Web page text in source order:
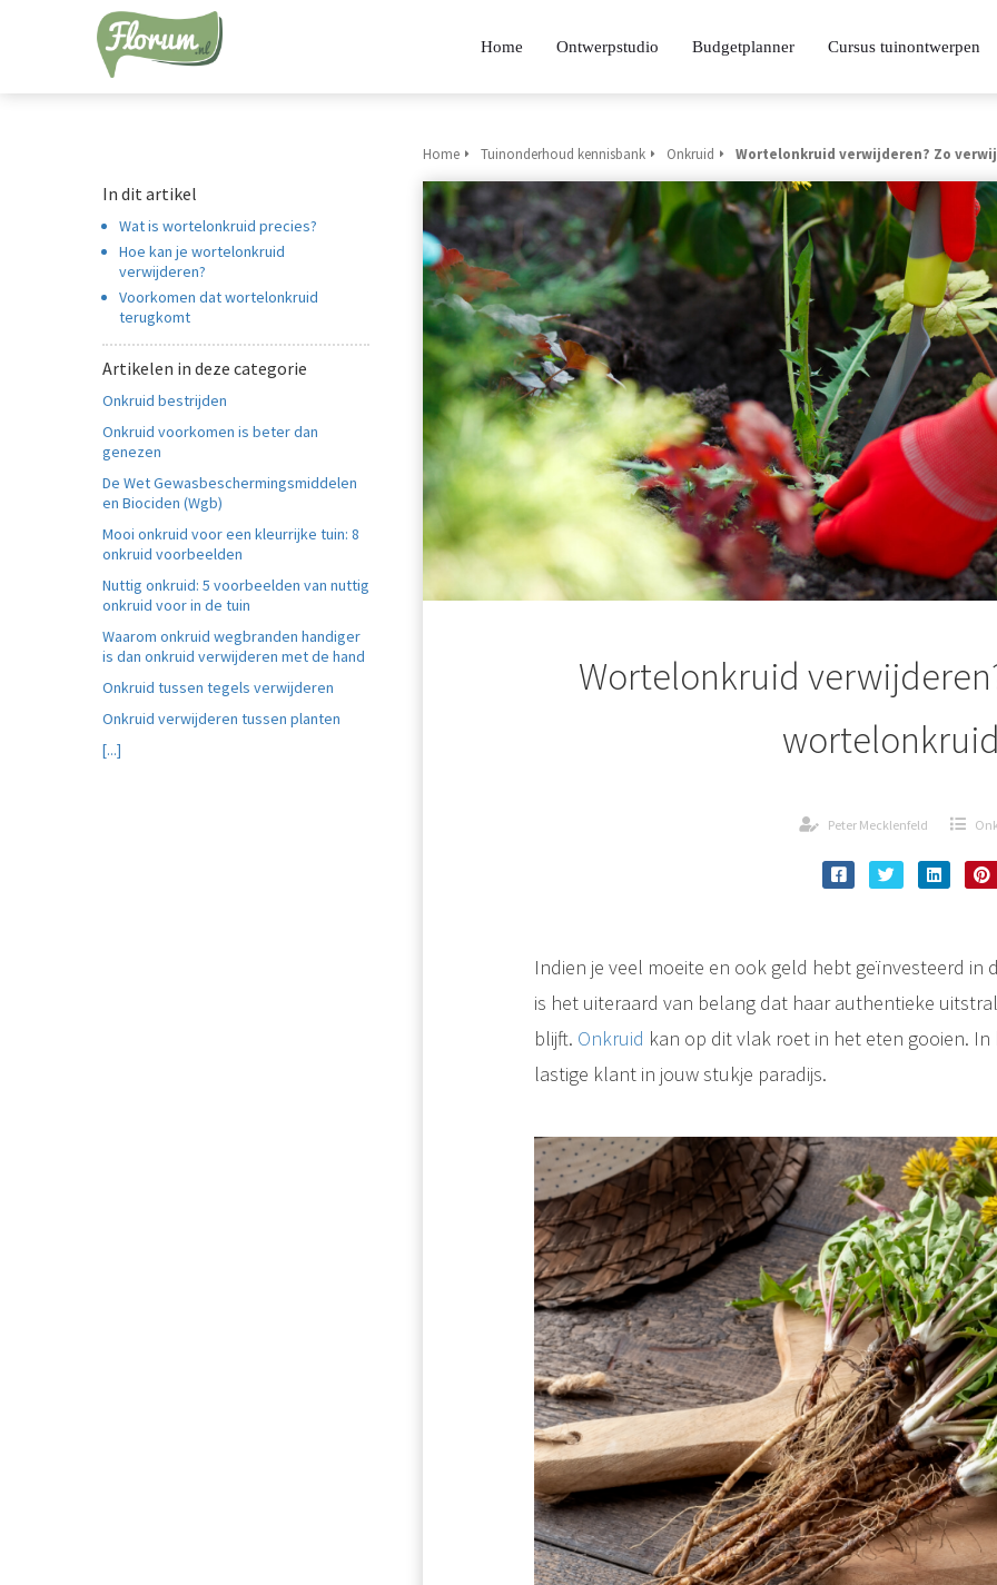
Home Ontwerpstudio Budgetplanner Cursus tuinontwerpen
In dit artikel
Wat is wortelonkruid precies?
Hoe kan je wortelonkruid
verwijderen?
Voorkomen dat wortelonkruid
terugkomt
Artikelen in deze categorie
Onkruid bestrijden
Onkruid voorkomen is beter dan
genezen
De Wet Gewasbeschermingsmiddelen
en Biociden (Wgb)
Mooi onkruid voor een kleurrijke tuin: 8
onkruid voorbeelden
Nuttig onkruid: 5 voorbeelden van nuttig
onkruid voor in de tuin
Waarom onkruid wegbranden handiger
is dan onkruid verwijderen met de hand
Onkruid tussen tegels verwijderen
Onkruid verwijderen tussen planten
[...]
Home Tuinonderhoud kennisbank Onkruid Wortelonkruid verwijderen? Zo
Wortelonkruid
Peter Mecklenfeld
Indien je veel moeite en ook geld hebt geïnvesteerd in
is het uiteraard van belang dat haar authentieke
blijft. Onkruid kan op dit vlak roet in het eten gooien.
lastige klant in jouw stukje paradijs.